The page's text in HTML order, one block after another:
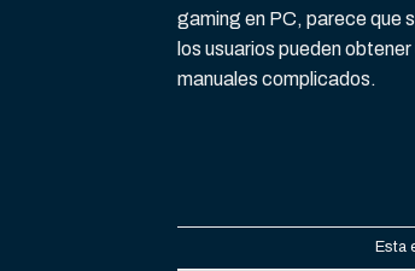
gaming en PC, parece que
los usuarios pueden
manuales complicados.
Esta